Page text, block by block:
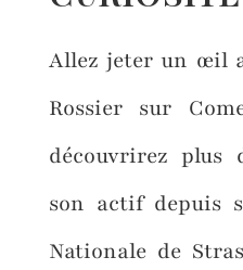
Allez jeter un œil
Rossier sur
découvrirez plus
son actif depuis
Nationale de